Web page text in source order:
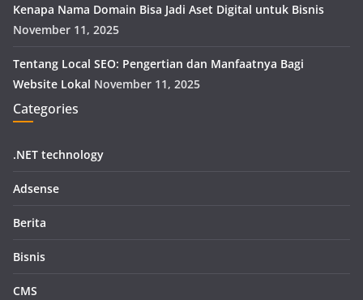
Kenapa Nama Domain Bisa Jadi Aset Digital untuk Bisnis
November 11, 2025
Tentang Local SEO: Pengertian dan Manfaatnya Bagi
Website Lokal November 11, 2025
Categories
.NET technology
Adsense
Berita
Bisnis
CMS